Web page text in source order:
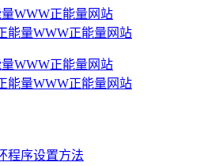
能量WWW正能量网站
能量WWW正能量网站
程序设置方法